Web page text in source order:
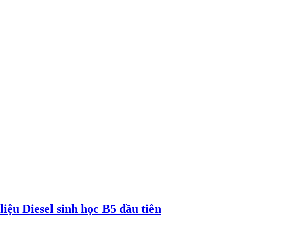
Diesel sinh học B5 đầu tiên